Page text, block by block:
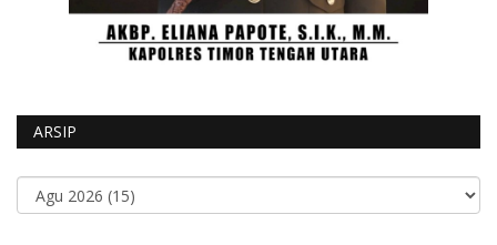
ARSIP